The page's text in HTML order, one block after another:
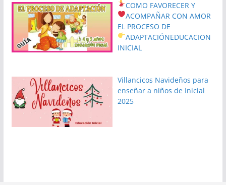
COMO FAVORECER Y
ACOMPAÑAR CON AMOR
EL PROCESO DE
ADAPTACIÓNEDUCACION
INICIAL
Villancicos Navideños para
enseñar a niños de Inicial
2025